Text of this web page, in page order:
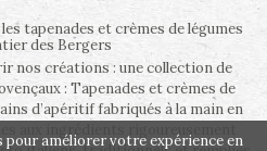
tapenades et crèmes de légumes
des Bergers
nos créations : une collection de
: Tapenades et crèmes de
d’apéritif fabriqués à la main en
aux ingrédients rigoureusement
améliorer votre expérience en